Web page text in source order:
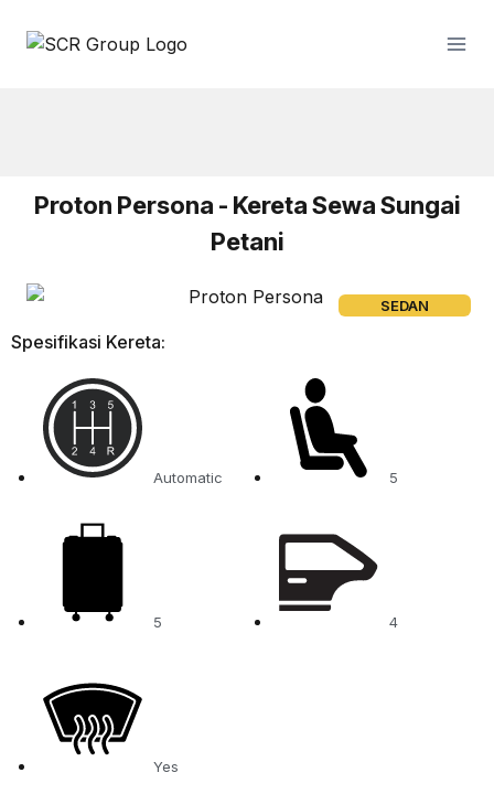
SEDAN
Proton Persona - Kereta Sewa Sungai
Petani
Spesifikasi Kereta:
Automatic 5
5 4
Yes